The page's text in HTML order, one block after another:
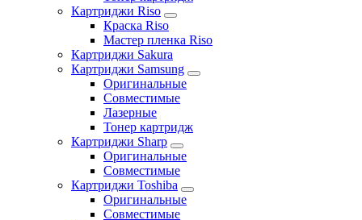
Картриджи Riso
Краска Riso
Мастер пленка Riso
Картриджи Sakura
Картриджи Samsung
Оригинальные
Совместимые
Лазерные
Тонер картридж
Картриджи Sharp
Оригинальные
Совместимые
Картриджи Toshiba
Оригинальные
Совместимые